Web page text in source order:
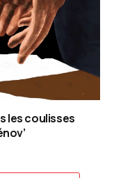
les coulisses